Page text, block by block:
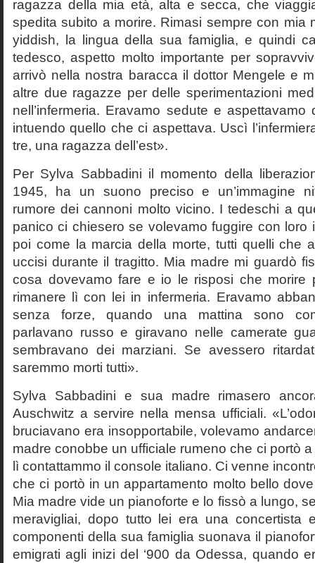
ragazza della mia età, alta e secca, che
spedita subito a morire. Rimasi sempre con mia
yiddish, la lingua della sua famiglia, e quindi
tedesco, aspetto molto importante per
arrivò nella nostra baracca il dottor Mengele e
altre due ragazze per delle sperimentazioni
nell’infermeria. Eravamo sedute e
intuendo quello che ci aspettava. Uscì
tre, una ragazza dell’est».
Per Sylva Sabbadini il momento della
1945, ha un suono preciso e un’immagine
rumore dei cannoni molto vicino. I tedeschi a
panico ci chiesero se volevamo fuggire con loro
poi come la marcia della morte, tutti quelli che
uccisi durante il tragitto. Mia madre mi guardò
cosa dovevamo fare e io le risposi che morire
rimanere lì con lei in infermeria. Eravamo
senza forze, quando una mattina sono
parlavano russo e giravano nelle camerate
sembravano dei marziani. Se avessero
saremmo morti tutti».
Sylva Sabbadini e sua madre rimasero
Auschwitz a servire nella mensa ufficiali.
bruciavano era insopportabile, volevamo
madre conobbe un ufficiale rumeno che ci portò
lì contattammo il console italiano. Ci venne
che ci portò in un appartamento molto bello dove
Mia madre vide un pianoforte e lo fissò a lungo,
meravigliai, dopo tutto lei era una concertista
componenti della sua famiglia suonava il
emigrati agli inizi del ‘900 da Odessa, quando